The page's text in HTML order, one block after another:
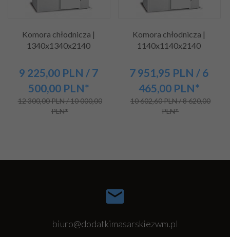
Komora chłodnicza |
1340x1340x2140
9 225,00 PLN / 7
500,00 PLN*
12 300,00 PLN / 10 000,00
PLN*
Komora chłodnicza |
1140x1140x2140
7 951,95 PLN / 6
465,00 PLN*
10 602,60 PLN / 8 620,00
PLN*
biuro@dodatkimasarskiezwm.pl